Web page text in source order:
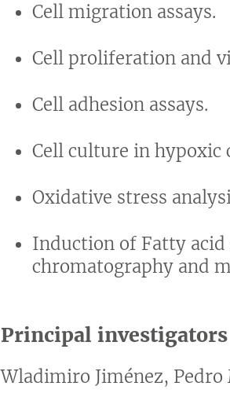
Cell migration assays.
Cell proliferation and
Cell adhesion assays.
Cell culture in hypoxic
Oxidative stress
Induction of Fatty acid
chromatography and
Principal investigators
Wladimiro Jiménez,